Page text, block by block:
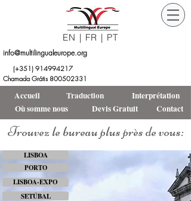
EN | FR | PT
info@multilingualeurope.org
(+351) 914994217
Chamada Grátis 800502331
Accueil Traduction
Interprétation
Où somme nous
Devis Gratuit Contact
Trouvez le bureau plus près de vous:
LISBOA
PORTO
SETÚBAL
LISBOA-EXPO